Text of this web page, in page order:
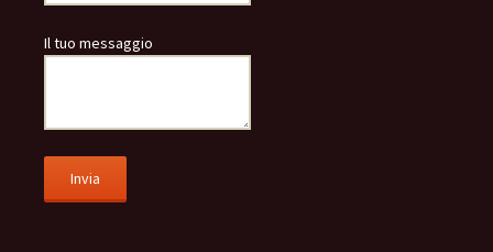
Il tuo messaggio